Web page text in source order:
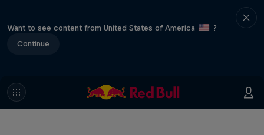
Want to see content from United States of America
?
Continue